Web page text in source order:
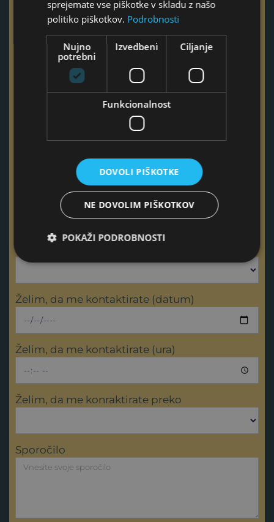
Telefon
Ta polja izpolnite samo v primeru, če imate vprašanje ali
povprašujete za podjetje
Odgovorna oseba podjetja
Želim več informacij o
Želim, da me kontaktirate (datum)
Želim, da me kontaktirate (ura)
Želim, da me konraktirate preko
Sporočilo
sprejemate vse piškotke v skladu z našo
politiko piškotkov. Podrobnosti
Nujno
potrebni
Izvedbeni Ciljanje
Funkcionalnost
DOVOLI PIŠKOTKE
NE DOVOLIM PIŠKOTKOV
POKAŽI PODROBNOSTI